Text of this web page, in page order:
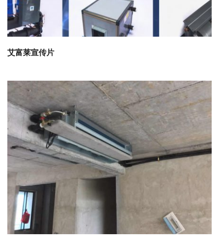
艾富莱宣传片